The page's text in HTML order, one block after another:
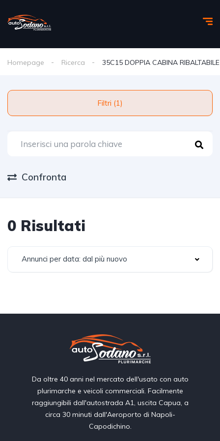
Homepage Ricerca 35C15 DOPPIA CABINA RIBALTABILE
Filtri (1)
Confronta
0 Risultati
Annunci per data: dal più nuovo
Da oltre 40 anni nel mercato dell'usato con auto
plurimarche e veicoli commerciali. Facilmente
raggiungibili dall'autostrada A1, uscita Capua, a
circa 30 minuti dall'Aeroporto di Napoli-
Capodichino.